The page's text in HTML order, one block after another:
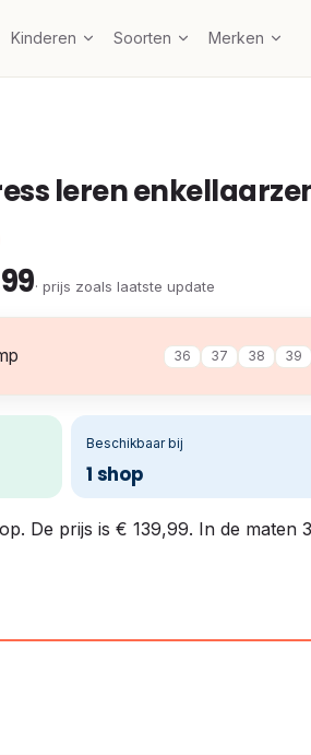
Kinderen Soorten Merken
leren
· prijs zoals laatste update
36 37 38 39
Beschikbaar bij
1 shop
De prijs is € 139,99. In de